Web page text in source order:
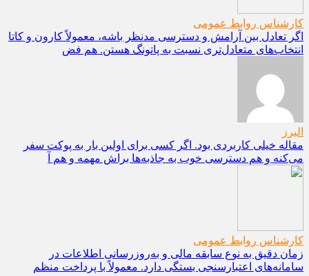
کارشناس روابط عمومی
اگر تعادل بین آرامش و دسترسی مدنظر باشه، معمولاً کارون و کاتا
انتخاب‌های متعادل‌تری نسبت به پاتونگ هستن. هم فض
البرز
مقاله خیلی کاربردی بود. اگر کسی برای اولین بار به پوکت سفر
می‌کنه و هم دسترسی خوب به جاذبه‌ها براش مهمه و هم آ
کارشناس روابط عمومی
زمان دقیق به نوع سابقه مالی و به‌روزرسانی اطلاعات در
سامانه‌های اعتبارسنجی بستگی دارد. معمولاً با پرداخت منظم